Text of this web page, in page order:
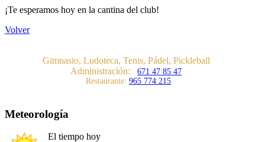
¡Te esperamos hoy en la cantina del club!
Volver
Gimnasio, Ludoteca, Tenis, Pádel, Pickleball
Administración:
671 47 85 47
Restaurante: 965 774 215
Meteorología
El tiempo hoy